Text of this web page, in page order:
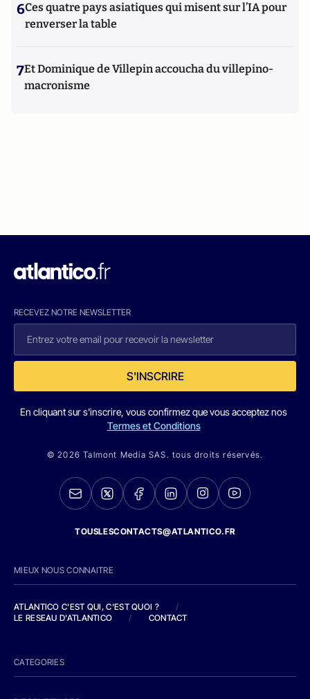
6Ces quatre pays asiatiques qui misent sur l’IA pour
renverser la table
7Et Dominique de Villepin accoucha du villepino-
macronisme
RECEVEZ NOTRE NEWSLETTER
S'INSCRIRE
En cliquant sur s'inscrire, vous confirmez que vous acceptez nos
Termes et Conditions
© 2026 Talmont Media SAS. tous droits réservés.
TOUSLESCONTACTS@ATLANTICO.FR
MIEUX NOUS CONNAITRE
ATLANTICO C'EST QUI, C'EST QUOI ?
/
LE RESEAU D'ATLANTICO
/ CONTACT
CATEGORIES